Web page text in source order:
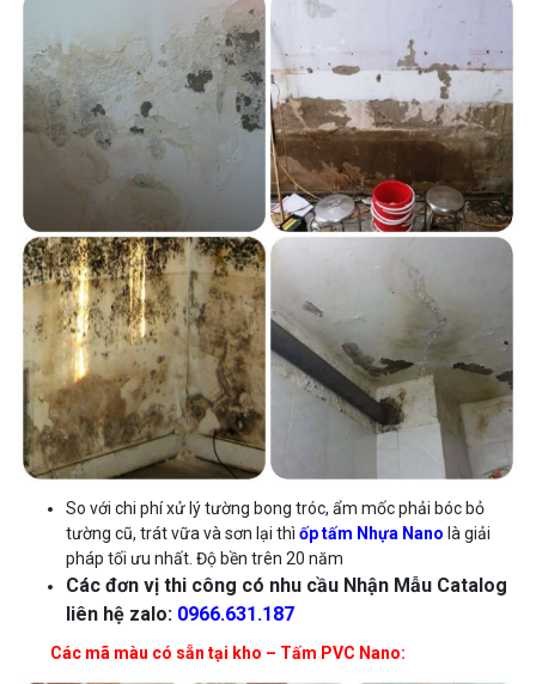
So với chi phí xử lý tường bong tróc, ẩm mốc phải bóc bỏ
tường cũ, trát vữa và sơn lại thì ốp tấm Nhựa Nano là giải
pháp tối ưu nhất. Độ bền trên 20 năm
Các đơn vị thi công có nhu cầu Nhận Mẫu Catalog
liên hệ zalo: 0966.631.187
Các mã màu có sẵn tại kho – Tấm PVC Nano: